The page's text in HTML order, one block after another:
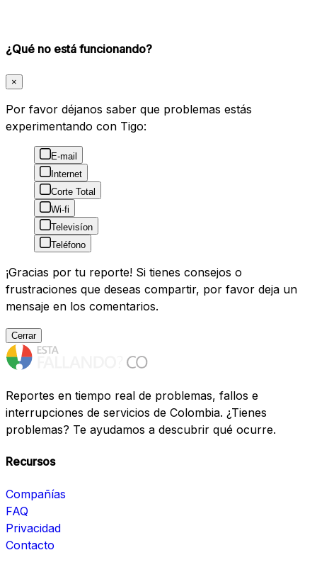
¿Qué no está funcionando?
×
Por favor déjanos saber que problemas estás
experimentando con Tigo:
E-mail
Internet
Corte Total
Wi-fi
Televisíon
Teléfono
¡Gracias por tu reporte! Si tienes consejos o
frustraciones que deseas compartir, por favor deja un
mensaje en los comentarios.
Cerrar
Reportes en tiempo real de problemas, fallos e
interrupciones de servicios de Colombia. ¿Tienes
problemas? Te ayudamos a descubrir qué ocurre.
Recursos
Compañías
FAQ
Privacidad
Contacto